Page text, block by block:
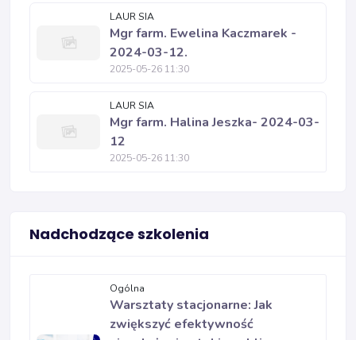
LAUR SIA
Mgr farm. Ewelina Kaczmarek -
2024-03-12.
2025-05-26 11:30
LAUR SIA
Mgr farm. Halina Jeszka- 2024-03-
12
2025-05-26 11:30
Nadchodzące szkolenia
Ogólna
Warsztaty stacjonarne: Jak
zwiększyć efektywność